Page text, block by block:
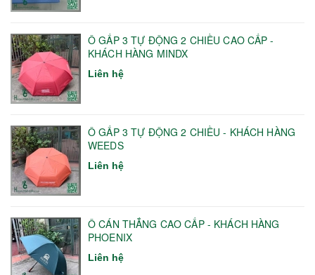
Ô GẤP 3 TỰ ĐỘNG 2 CHIỀU CAO CẤP -
KHÁCH HÀNG MINDX
Liên hệ
Ô GẤP 3 TỰ ĐỘNG 2 CHIỀU - KHÁCH HÀNG
WEEDS
Liên hệ
Ô CÁN THẲNG CAO CẤP - KHÁCH HÀNG
PHOENIX
Liên hệ